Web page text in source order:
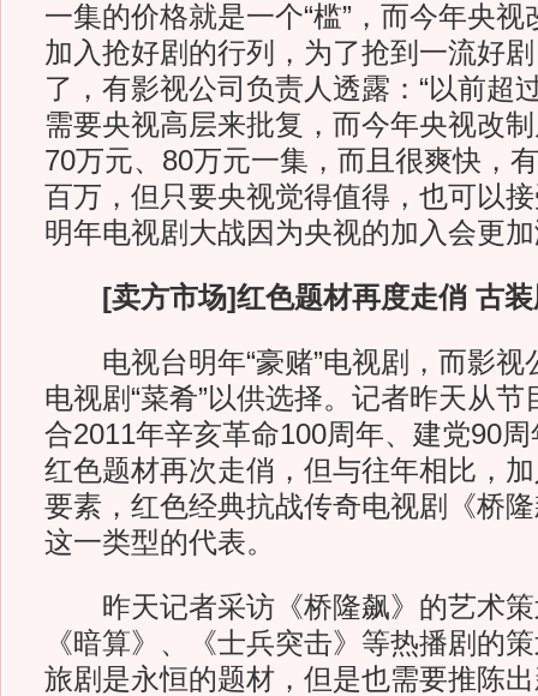
一集的价格就是一个“槛”，而今年央
加入抢好剧的行列，为了抢到一流好
了，有影视公司负责人透露：“以前超
需要央视高层来批复，而今年央视改
70万元、80万元一集，而且很爽快，
百万，但只要央视觉得值得，也可以
明年电视剧大战因为央视的加入会更
[卖方市场]红色题材再度走俏 古
电视台明年“豪赌”电视剧，而影视
电视剧“菜肴”以供选择。记者昨天从
合2011年辛亥革命100周年、建党90
红色题材再次走俏，但与往年相比，
要素，红色经典抗战传奇电视剧《桥
这一类型的代表。
昨天记者采访《桥隆飙》的艺术策
《暗算》、《士兵突击》等热播剧的
旅剧是永恒的题材，但是也需要推陈